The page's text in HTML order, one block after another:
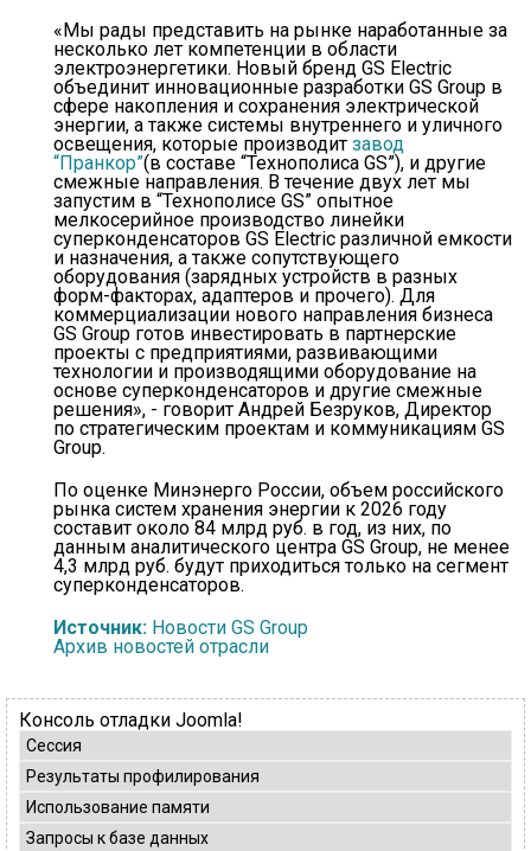
«Мы рады представить на рынке наработанные за
несколько лет компетенции в области
электроэнергетики. Новый бренд GS Electric
объединит инновационные разработки GS Group в
сфере накопления и сохранения электрической
энергии, а также системы внутреннего и уличного
освещения, которые производит завод
“Пранкор”(в составе “Технополиса GS”), и другие
смежные направления. В течение двух лет мы
запустим в “Технополисе GS” опытное
мелкосерийное производство линейки
суперконденсаторов GS Electric различной емкости
и назначения, а также сопутствующего
оборудования (зарядных устройств в разных
форм-факторах, адаптеров и прочего). Для
коммерциализации нового направления бизнеса
GS Group готов инвестировать в партнерские
проекты с предприятиями, развивающими
технологии и производящими оборудование на
основе суперконденсаторов и другие смежные
решения», - говорит Андрей Безруков, Директор
по стратегическим проектам и коммуникациям GS
Group.
По оценке Минэнерго России, объем российского
рынка систем хранения энергии к 2026 году
составит около 84 млрд руб. в год, из них, по
данным аналитического центра GS Group, не менее
4,3 млрд руб. будут приходиться только на сегмент
суперконденсаторов.
Источник: Новости GS Group
Архив новостей отрасли
Консоль отладки Joomla!
Сессия
Результаты профилирования
Использование памяти
Запросы к базе данных